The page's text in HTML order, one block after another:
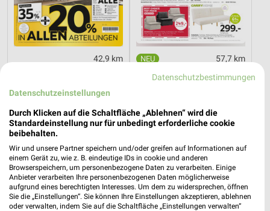
42,9 km 57,7 km
XXXLutz REWE
Datenschutzbestimmungen
Datenschutzeinstellungen
Durch Klicken auf die Schaltfläche „Ablehnen“ wird die
Standardeinstellung nur für unbedingt erforderliche cookie
beibehalten.
Wir und unsere Partner speichern und/oder greifen auf Informationen auf
einem Gerät zu, wie z. B. eindeutige IDs in cookie und anderen
Browserspeichern, um personenbezogene Daten zu verarbeiten. Einige
Anbieter verarbeiten Ihre personenbezogenen Daten möglicherweise
aufgrund eines berechtigten Interesses. Um dem zu widersprechen, öffnen
Sie die „Einstellungen“. Sie können Ihre Einstellungen akzeptieren, ablehnen
oder verwalten, indem Sie auf die Schaltfläche „Einstellungen verwalten“